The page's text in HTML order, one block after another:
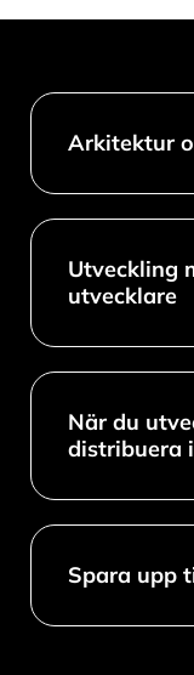
Arkitektur
Utveckling
utvecklare
När du
distribuera
Spara upp